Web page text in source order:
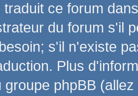
traduit ce forum
du forum s'il
s'il n'existe
Plus
groupe phpBB